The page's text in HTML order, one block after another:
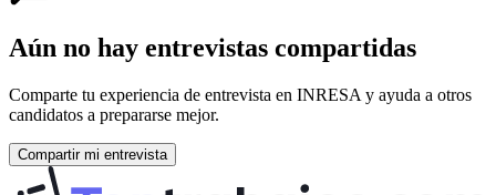
Aún no hay entrevistas compartidas
Comparte tu experiencia de entrevista en INRESA y ayuda a otros
candidatos a prepararse mejor.
Compartir mi entrevista